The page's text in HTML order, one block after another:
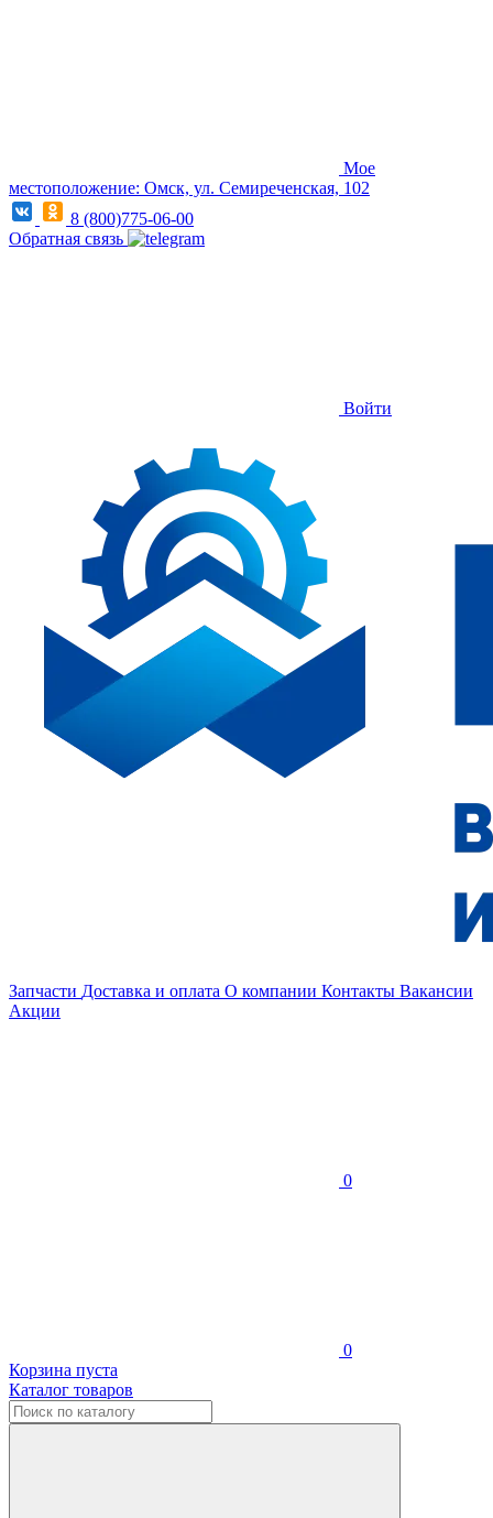
Мое
местоположение: Омск, ул. Семиреченская, 102
8 (800)775-06-00
Обратная связь
Войти
Запчасти Доставка и оплата О компании Контакты Вакансии
Акции
0
0
Корзина пуста
Каталог товаров